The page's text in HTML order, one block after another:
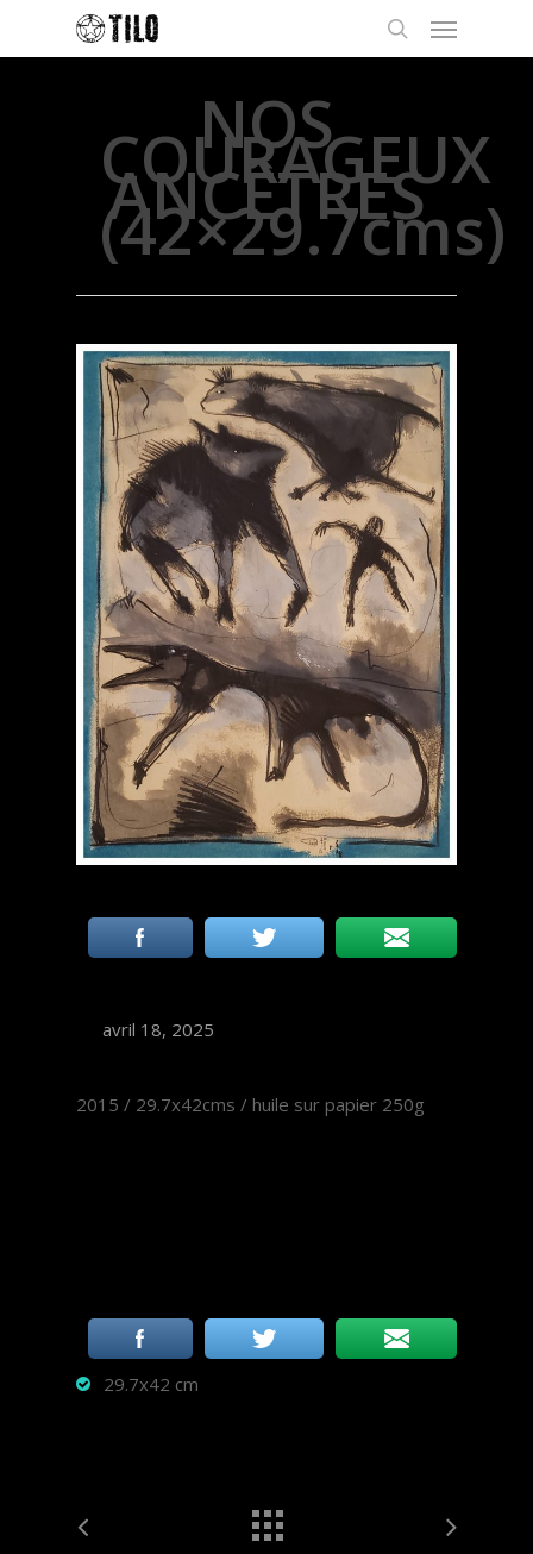
NOS
COURAGEUX
ANCÊTRES
(42×29.7cms)
avril 18, 2025
2015 / 29.7x42cms / huile sur papier 250g
29.7x42 cm